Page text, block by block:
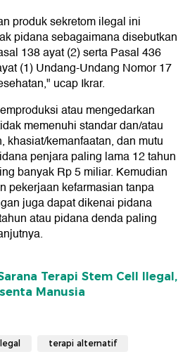
produk sekretom ilegal ini
pidana sebagaimana disebutkan
138 ayat (2) serta Pasal 436
(1) Undang-Undang Nomor 17
ucap Ikrar.
atau mengedarkan
memenuhi standar dan/atau
khasiat/kemanfaatan, dan mutu
penjara paling lama 12 tahun
banyak Rp 5 miliar. Kemudian
pekerjaan kefarmasian tanpa
juga dapat dikenai pidana
atau pidana denda paling
Terapi Stem Cell Ilegal,
Manusia
terapi alternatif